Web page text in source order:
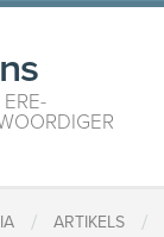
/ ARTIKELS /